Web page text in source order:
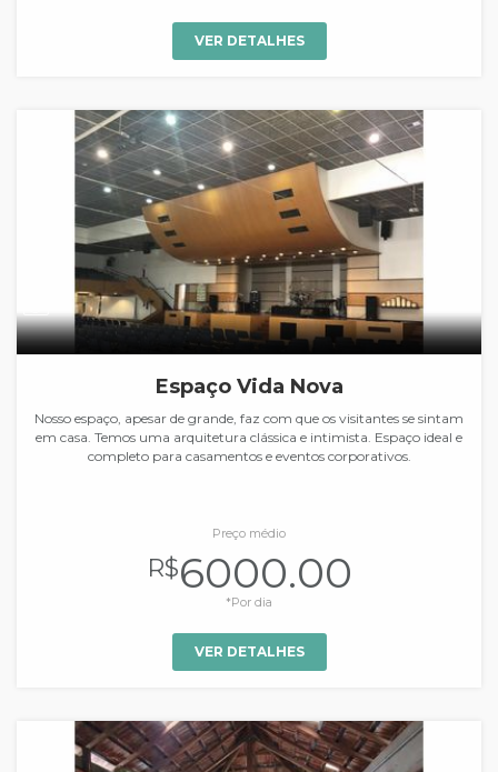
VER DETALHES
Espaço Vida Nova
Nosso espaço, apesar de grande, faz com que os visitantes se sintam
em casa. Temos uma arquitetura clássica e intimista. Espaço ideal e
completo para casamentos e eventos corporativos.
Preço médio
R$6000.00
*Por dia
VER DETALHES